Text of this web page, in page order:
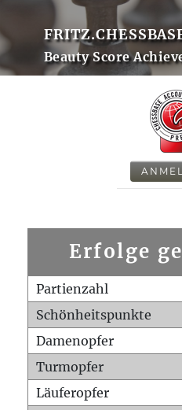
Beauty Score
Erfolge
Partienzahl
Schönheitspunkte
Damenopfer
Turmopfer
Läuferopfer